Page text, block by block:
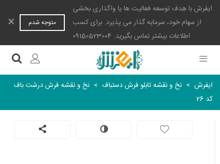
ایفرش با هدف توسعه فعالیت ها یا واگذاری بخشی
از سهام خود، سرمایه گذار می پذیرد. برای کسب
اطلاعات بیشتر تماس بگیرید. 09150523004
متوجه شدم ×
ایفرش > نخ و نقشه تابلو فرش دستباف > نخ و نقشه فرش درشت باف
کد 26